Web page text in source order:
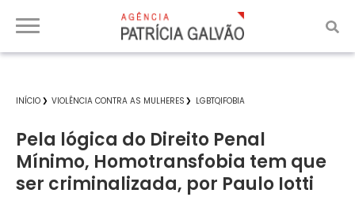
INÍCIO VIOLÊNCIA CONTRA AS MULHERES LGBTQIFOBIA
Pela lógica do Direito Penal
Mínimo, Homotransfobia tem que
ser criminalizada, por Paulo Iotti